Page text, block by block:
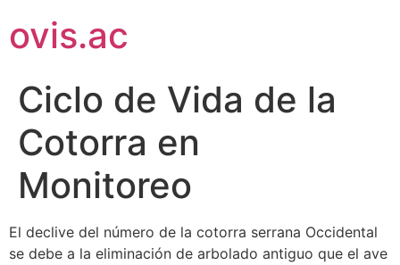
ovis.ac
Ciclo de Vida de la
Cotorra en
Monitoreo
El declive del número de la cotorra serrana Occidental
se debe a la eliminación de arbolado antiguo que el ave